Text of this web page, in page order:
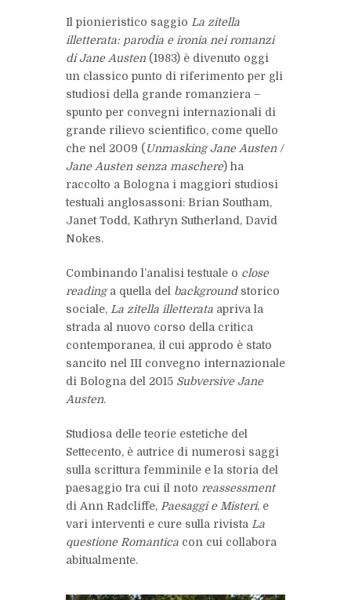
Il pionieristico saggio La zitella
illetterata: parodia e ironia nei romanzi
di Jane Austen (1983) è divenuto oggi
un classico punto di riferimento per gli
studiosi della grande romanziera –
spunto per convegni internazionali di
grande rilievo scientifico, come quello
che nel 2009 ( Unmasking Jane Austen /
Jane Austen senza maschere) ha
raccolto a Bologna i maggiori studiosi
testuali anglosassoni: Brian Southam,
Janet Todd, Kathryn Sutherland, David
Nokes.
Combinando l’analisi testuale o close
readinga quella del background storico
sociale, La zitella illetterata apriva la
strada al nuovo corso della critica
contemporanea, il cui approdo è stato
sancito nel III convegno internazionale
di Bologna del 2015 Subversive Jane
Austen.
Studiosa delle teorie estetiche del
Settecento, è autrice di numerosi saggi
sulla scrittura femminile e la storia del
paesaggio tra cui il noto reassessment
di Ann Radcliffe, Paesaggi e Misteri, e
vari interventi e cure sulla rivista La
questione Romantica con cui collabora
abitualmente.